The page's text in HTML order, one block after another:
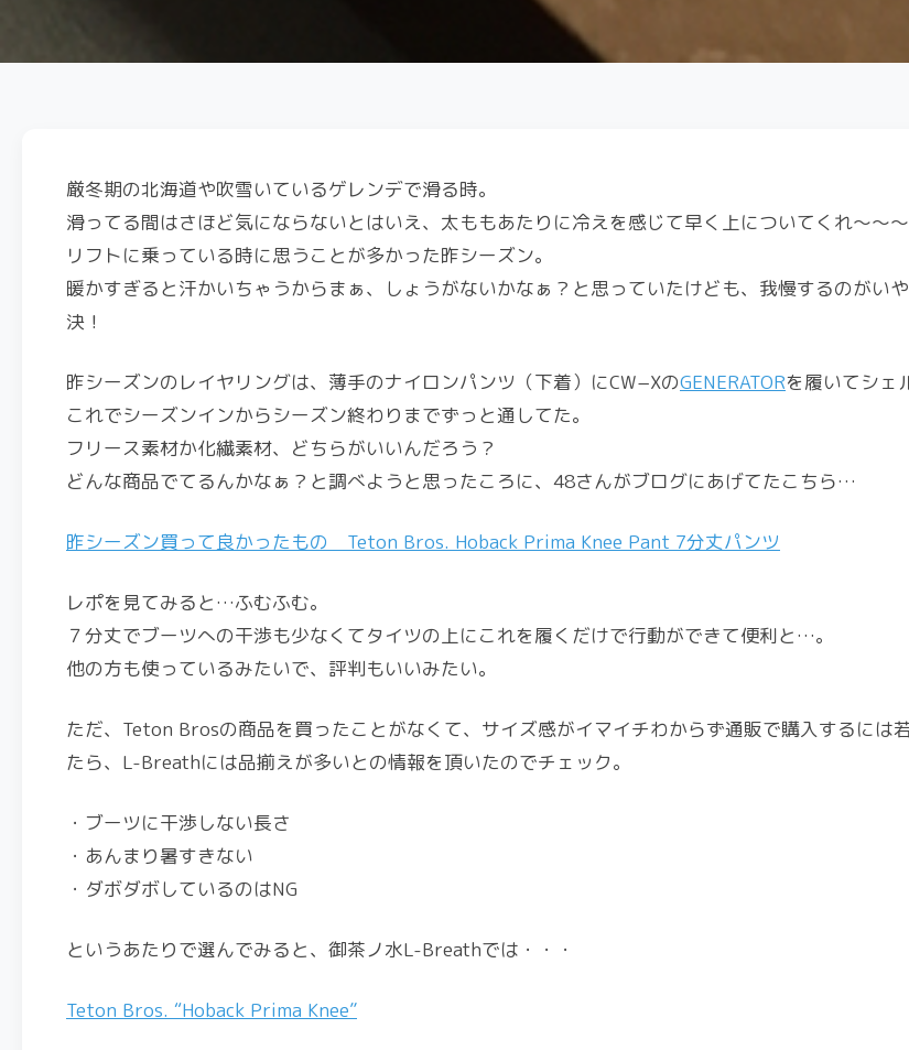
厳冬期の北海道や吹雪いているゲレンデで滑る時。
滑ってる間はさほど気にならないとはいえ、太ももあたりに冷えを感じて早く上についてくれ〜〜
リフトに乗っている時に思うことが多かった昨シーズン。
暖かすぎると汗かいちゃうからまぁ、しょうがないかなぁ？と思っていたけども、我慢するのがい
決！
昨シーズンのレイヤリングは、薄手のナイロンパンツ（下着）にCW−XのGENERATORを履いてシェ
これでシーズンインからシーズン終わりまでずっと通してた。
フリース素材か化繊素材、どちらがいいんだろう？
どんな商品でてるんかなぁ？と調べようと思ったころに、48さんがブログにあげてたこちら…
昨シーズン買って良かったもの Teton Bros. Hoback Prima Knee Pant 7分丈パンツ
レポを見てみると…ふむふむ。
７分丈でブーツへの干渉も少なくてタイツの上にこれを履くだけで行動ができて便利と…。
他の方も使っているみたいで、評判もいいみたい。
ただ、Teton Brosの商品を買ったことがなくて、サイズ感がイマイチわからず通販で購入するには
たら、L-Breathには品揃えが多いとの情報を頂いたのでチェック。
・ブーツに干渉しない長さ
・あんまり暑すきない
・ダボダボしているのはNG
というあたりで選んでみると、御茶ノ水L-Breathでは・・・
Teton Bros. “Hoback Prima Knee”